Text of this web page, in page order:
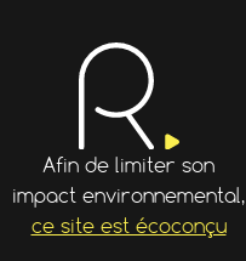
Afin de limiter son
impact environnemental,
ce site est écoconçu